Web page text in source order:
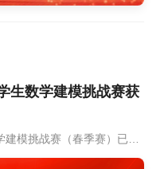
生数学建模挑战赛获
2026年第十一届数维杯大学生数学建模挑战赛（春季赛）已于2026年5月8日9:00至5月11日10:00圆满完成赛事各项工作。本届赛事赛事覆盖面广、参与度高，赛事规模再创佳绩。本次竞赛共吸引国内外1054所高校踊跃参与，累计参赛队伍5226支，参赛学生人数超1.6万名。参赛院校涵盖北京大学、清华大学、复旦大学、天津大学、上海交通大